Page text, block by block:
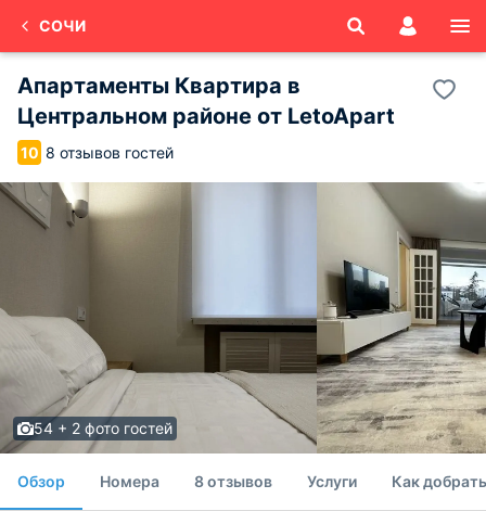
СОЧИ
Апартаменты Квартира в
Центральном районе от LetoApart
10 8 отзывов гостей
54 + 2 фото гостей
Обзор Номера 8 отзывов Услуги Как